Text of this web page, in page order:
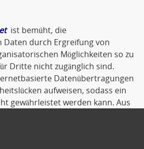
ist bemüht, die
Daten durch Ergreifung von
Möglichkeiten so zu
Dritte nicht zugänglich sind.
Datenübertragungen
aufweisen, sodass ein
gewährleistet werden kann. Aus